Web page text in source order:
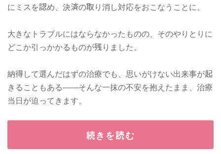
にミスを認め、決済の取り消し対応をおこなうことに。
大きなトラブルにはならなかったものの、そのやりとりに
どこか引っかかるものが残りました。
納得して選んだはずの治療でも、思いがけない出来事が起
きることもある――そんな一抹の不安を抱えたまま、治療
当日が迫ってきます。
続きを読む